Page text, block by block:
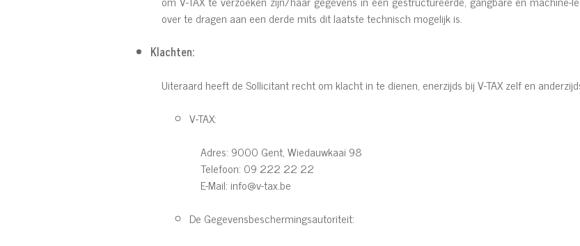
over te dragen aan een derde mits dit laatste technisch mogelijk is.
Klachten:
Uiteraard heeft de Sollicitant recht om klacht in te dienen, enerzijds bij V-TAX zelf en
V-TAX:
Adres: 9000 Gent, Wiedauwkaai 98
Telefoon: 09 222 22 22
E-Mail: info@v-tax.be
De Gegevensbeschermingsautoriteit: